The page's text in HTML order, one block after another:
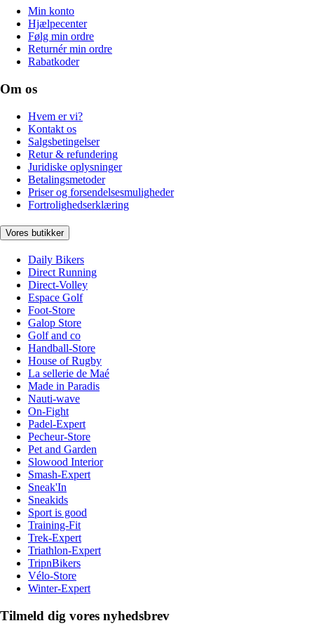
Min konto
Hjælpecenter
Følg min ordre
Returnér min ordre
Rabatkoder
Om os
Hvem er vi?
Kontakt os
Salgsbetingelser
Retur & refundering
Juridiske oplysninger
Betalingsmetoder
Priser og forsendelsesmuligheder
Fortrolighedserklæring
Vores butikker
Daily Bikers
Direct Running
Direct-Volley
Espace Golf
Foot-Store
Galop Store
Golf and co
Handball-Store
House of Rugby
La sellerie de Maé
Made in Paradis
Nauti-wave
On-Fight
Padel-Expert
Pecheur-Store
Pet and Garden
Slowood Interior
Smash-Expert
Sneak'In
Sneakids
Sport is good
Training-Fit
Trek-Expert
Triathlon-Expert
TripnBikers
Vélo-Store
Winter-Expert
Tilmeld dig vores nyhedsbrev